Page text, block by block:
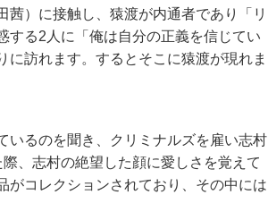
）に接触し、猿渡が内通者であり「リ
する2人に「俺は自分の正義を信じてい
訪れます。するとそこに猿渡が現れま
いるのを聞き、クリミナルズを雇い志村
、志村の絶望した顔に愛しさを覚えて
がコレクションされており、その中には